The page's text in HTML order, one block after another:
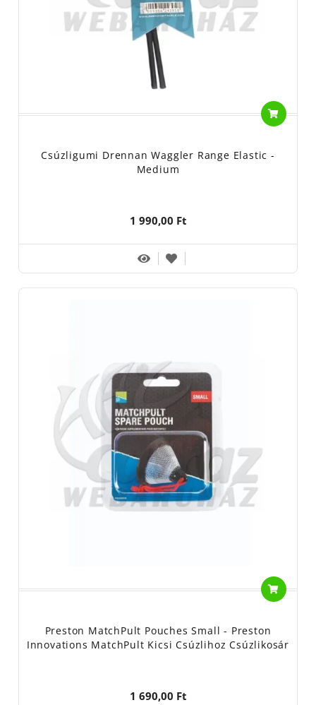
Csúzligumi Drennan Waggler Range Elastic -
Medium
1 990,00 Ft
Preston MatchPult Pouches Small - Preston
Innovations MatchPult Kicsi Csúzlihoz Csúzlikosár
1 690,00 Ft